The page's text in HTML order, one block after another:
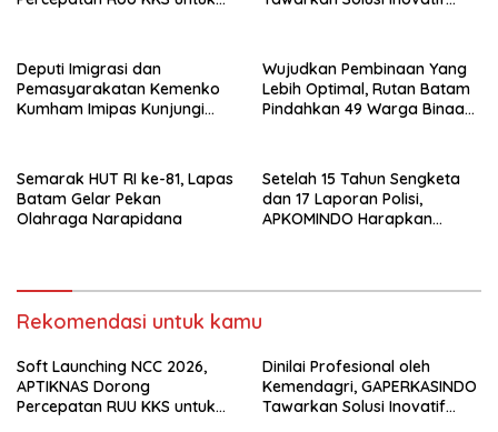
Deputi Imigrasi dan
Pemasyarakatan Kemenko
Kumham Imipas Kunjungi
Wujudkan Pembinaan Yang
Lebih Optimal, Rutan Batam
Pindahkan 49 Warga Binaan
Semarak HUT RI ke-81, Lapas
Batam Gelar Pekan
Olahraga Narapidana
Setelah 15 Tahun Sengketa
dan 17 Laporan Polisi,
APKOMINDO Harapkan
Rekomendasi untuk kamu
Soft Launching NCC 2026,
APTIKNAS Dorong
Percepatan RUU KKS untuk
Dinilai Profesional oleh
Kemendagri, GAPERKASINDO
Tawarkan Solusi Inovatif